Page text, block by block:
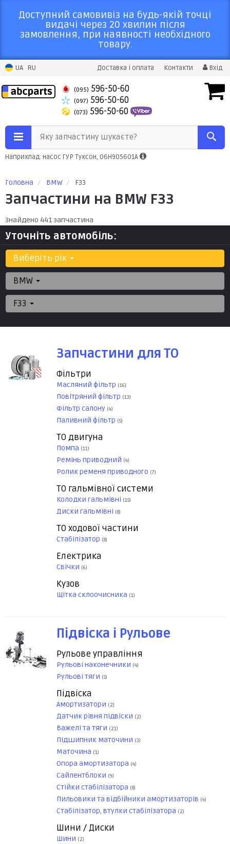
Доступний самовивіз на будь-якій точці
видачі через 20 хвилин після
замовлення, при наявності необхідного
товару.
UA RU Доставка і оплата Контакти Вхід
(095) 596-50-60
(097) 596-50-60
(073) 596-50-60
Яку запчастину шукаєте?
Наприклад: насос ГУР Туксон, 06H905601A
Головна BMW F33
Запчастини на BMW F33
Знайдено 441 запчастина
Уточніть автомобіль:
Виберіть рік
BMW
F33
Запчастини для ТО
Фільтри
Масляний фільтр (16)
Повітряний фільтр (13)
Фільтр салону (4)
Паливний фільтр (5)
ТО двигуна
Помпа (11)
Ремінь приводний (4)
Ролик ременя приводного (7)
ТО гальмівної системи
Колодки гальмівні (15)
Диски гальмівні (8)
ТО ходової частини
Стабілізатор (8)
Електрика
Свічки (6)
Кузов
Щітка склоочисника (1)
Підвіска і Рульове
Рульове управління
Рульові наконечники (4)
Рульові тяги (5)
Підвіска
Амортизатори (2)
Датчик рівня підвіски (2)
Важелі та тяги (21)
Підшипник маточини (3)
Маточина (1)
Опора амортизатора (4)
Сайлентблоки (9)
Стійки стабілізатора (8)
Пильовики та відбійники амортизаторів (4)
Стабілізатор, втулки стабілізатора (2)
Шини / Диски
Шини (2)